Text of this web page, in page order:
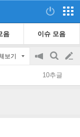
음 이슈 모음
보기
공
지
on/off
검
색
글
쓰
10추글